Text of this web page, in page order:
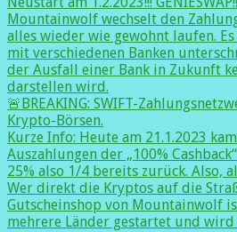
Mountainwolf wechselt den
alles wieder wie gewohnt laufen.
mit verschiedenen Banken
der Ausfall einer Bank in Zukunft
darstellen wird.
🚨BREAKING: SWIFT-
Krypto-Börsen.
Kurze Info: Heute am 21.1.2023
Auszahlungen der „100%
25% also 1/4 bereits zurück. Also,
Wer direkt die Kryptos auf die
Gutscheinshop von Mountainwolf
mehrere Länder gestartet und